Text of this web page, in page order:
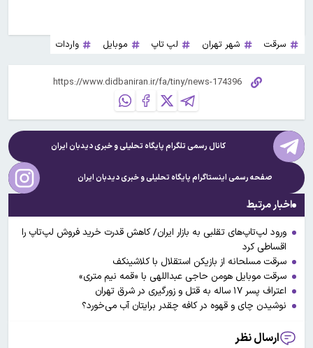
سرقت شهر تهران لپ تاپ موبایل واردات
کانال رسمی تلگرام پایگاه تحلیلی و خبریدیدبان ایران
صفحه رسمی اینستاگرام پایگاه تحلیلی و خبریدیدبان ایران
اخبار مرتبط
ورود لپ‌تاپ‌های تقلبی به بازار ایران/ کاهش قدرت خرید فروش لپ‌تاپ را
اقساطی کرد
سرقت مسلحانه از بازیکن استقلال با کلاشینکف
سرقت موبایل هومن حاجی عبداللهی با «قمه نیم متری»
اعتراف پسر ۱۷ ساله به قتل و زورگیری در شرق تهران
نوشیدن چای و قهوه در کافه چقدر برایتان آب می‌خورد؟
ارسال نظر